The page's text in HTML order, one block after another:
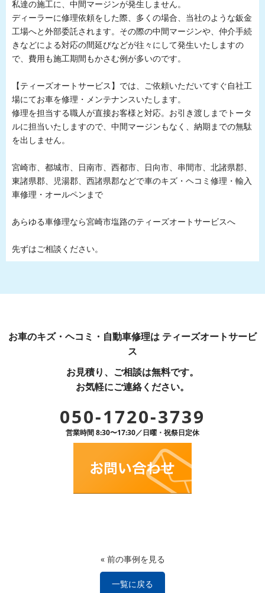
私達の施工に、中間マージンが発生しません。
ディーラーに修理依頼をした際、多くの場合、当社のような鈑金
工場へと外部委託されます。その際の中間マージンや、仲介手続
きなどによる対応の間延びなどが往々にして発生いたしますの
で、費用も施工期間もかさむ例が多いのです。
【ティーズオートサービス】では、ご依頼いただいてすぐ自社工
場にてお車を修理・メンテナンスいたします。
修理を担当する職人が直接お客様と対応。お引き渡しまでトータ
ルに担当いたしますので、中間マージンもなく、納期までの無駄
を出しません。
宮崎市、都城市、日南市、西都市、日向市、串間市、北諸県郡、
東諸県郡、児湯郡、西諸県郡などで車のキズ・ヘコミ修理・輸入
車修理・オールペンまで
あらゆる車修理なら宮崎市塩路のティーズオートサービスへ
先ずはご相談ください。
お車のキズ・ヘコミ・自動車修理は ティーズオートサービ
ス
お見積り、ご相談は無料です。
お気軽にご連絡ください。
050-1720-3739
営業時間 8:30〜17:30／日曜・祝祭日定休
« 前の事例を見る
一覧に戻る